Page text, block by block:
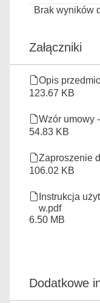
Brak wyników
Załączniki
Opis
123.67 KB
Wzór umowy
54.83 KB
Zaproszenie
106.02 KB
Instrukcja
w.pdf
6.50 MB
Dodatkowe